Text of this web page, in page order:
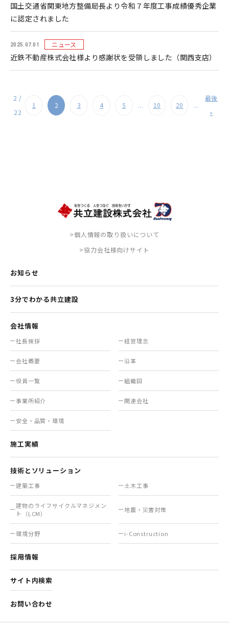
国土交通省関東地方整備局長より令和７年度工事成績優秀企業
に認定されました
2025.07.01 ニュース
近鉄不動産株式会社様より感謝状を受領しました（関西支店）
2 /
22
1 2 3 4 5 ... 10 20 ...
最後
»
>個人情報の取り扱いについて
>協力会社様向けサイト
お知らせ
3分でわかる共立建設
会社情報
社長挨拶 経営理念
会社概要 沿革
役員一覧 組織図
事業所紹介 関連会社
安全・品質・環境
施工実績
技術とソリューション
建築工事 土木工事
建物のライフサイクルマネジメン
ト（LCM）
地震・災害対策
環境分野 i-Construction
採用情報
サイト内検索
お問い合わせ